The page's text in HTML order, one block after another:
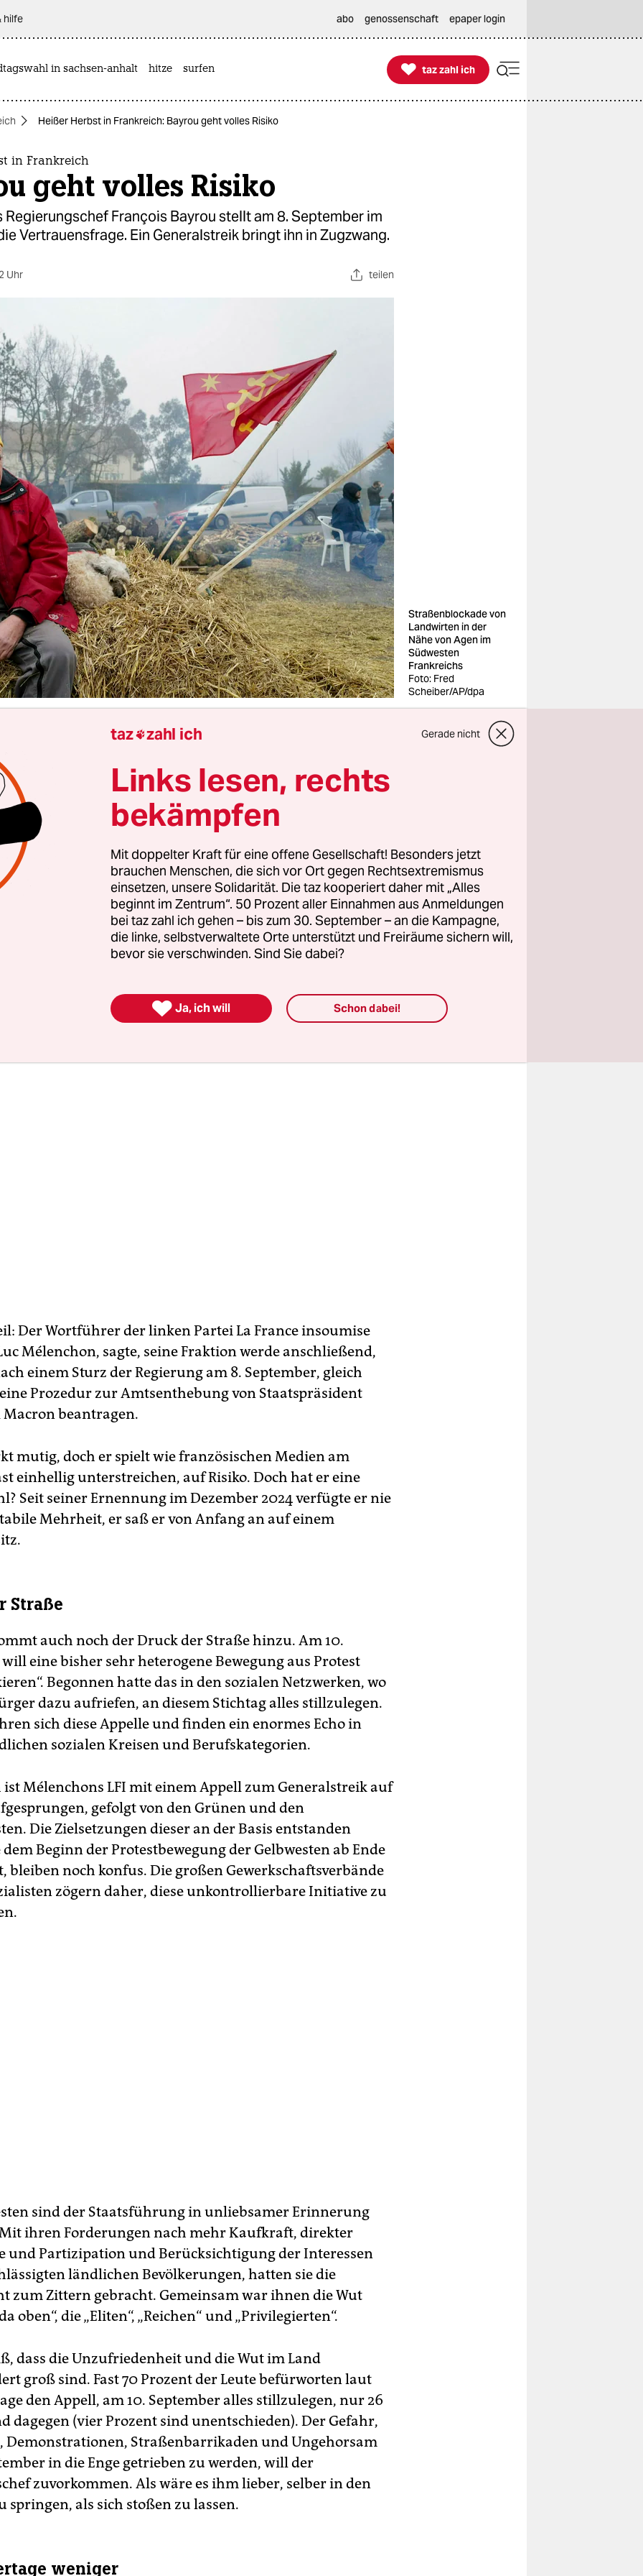
hilfe abo genossenschaft epaper login
in sachsen-anhalt hitze surfen 
taz zahl ich
taz zahl ich
Heißer Herbst in Frankreich: Bayrou geht volles Risiko
in Frankreich
geht volles Risiko
Regierungschef François Bayrou stellt am 8. September im
Vertrauensfrage. Ein Generalstreik bringt ihn in Zugzwang.
Uhr teilen
Straßenblockade von
Landwirten in der
Nähe von Agen im
Südwesten
Frankreichs
Foto: Fred
Scheiber/AP/dpa
Premierminister François Bayrou tritt die Flucht nach
Zustimmung von Staatspräsident Emmanuel Macron
den 8. September in der Nationalversammlung
Mit dieser überraschenden Ankündigung vom
geht Bayrou aufs Ganze.
dieser Abstimmung eine Mehrheit erhält, erscheint
der Kräfteverhältnisse und der Reaktionen der Parteien
Votum von ihnen nicht die geringste Unterstützung
Der Wortführer der linken Partei La France insoumise
Mélenchon, sagte, seine Fraktion werde anschließend,
einem Sturz der Regierung am 8. September, gleich
Prozedur zur Amtsenthebung von Staatspräsident
beantragen.
mutig, doch er spielt wie französischen Medien am
einhellig unterstreichen, auf Risiko. Doch hat er eine
Seit seiner Ernennung im Dezember 2024 verfügte er nie
Mehrheit, er saß er von Anfang an auf einem
Straße
auch noch der Druck der Straße hinzu. Am 10.
eine bisher sehr heterogene Bewegung aus Protest
Begonnen hatte das in den sozialen Netzwerken, wo
dazu aufriefen, an diesem Stichtag alles stillzulegen.
sich diese Appelle und finden ein enormes Echo in
sozialen Kreisen und Berufskategorien.
Mélenchons LFI mit einem Appell zum Generalstreik auf
gefolgt von den Grünen und den
Die Zielsetzungen dieser an der Basis entstanden
dem Beginn der Protestbewegung der Gelbwesten ab Ende
bleiben noch konfus. Die großen Gewerkschaftsverbände
zögern daher, diese unkontrollierbare Initiative zu
sind der Staatsführung in unliebsamer Erinnerung
ihren Forderungen nach mehr Kaufkraft, direkter
und Partizipation und Berücksichtigung der Interessen
ländlichen Bevölkerungen, hatten sie die
zum Zittern gebracht. Gemeinsam war ihnen die Wut
oben“, die „Eliten“, „Reichen“ und „Privilegierten“.
dass die Unzufriedenheit und die Wut im Land
groß sind. Fast 70 Prozent der Leute befürworten laut
den Appell, am 10. September alles stillzulegen, nur 26
dagegen (vier Prozent sind unentschieden). Der Gefahr,
Demonstrationen, Straßenbarrikaden und Ungehorsam
in die Enge getrieben zu werden, will der
zuvorkommen. Als wäre es ihm lieber, selber in den
springen, als sich stoßen zu lassen.
weniger
taz zahl ich Gerade nicht
Links lesen, rechts
bekämpfen
Mit doppelter Kraft für eine offene Gesellschaft! Besonders jetzt
brauchen Menschen, die sich vor Ort gegen Rechtsextremismus
einsetzen, unsere Solidarität. Die taz kooperiert daher mit „Alles
beginnt im Zentrum“. 50 Prozent aller Einnahmen aus Anmeldungen
bei taz zahl ich gehen – bis zum 30. September – an die Kampagne,
die linke, selbstverwaltete Orte unterstützt und Freiräume sichern will,
bevor sie verschwinden. Sind Sie dabei?
 Ja, ich will Schon dabei!